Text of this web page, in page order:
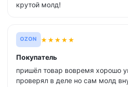
крутой молд!
OZON ★★★★★
Покупатель
пришёл товар вовремя хорошо
проверял в деле но сам молд